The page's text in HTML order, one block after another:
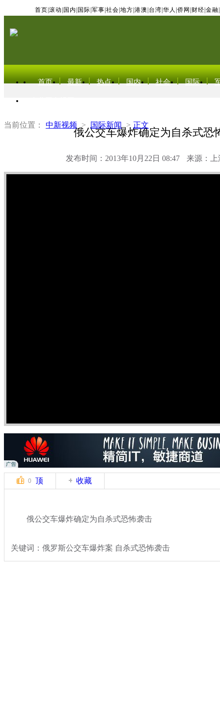
首页 滚动 国内 国际 军事 社会 地方 港澳 台湾 华人 侨网 财经 金融
首页 最新 热点 国内 社会 国际
当前位置： 中新视频 > 国际新闻 > 正文
俄公交车爆炸确定为自杀式恐
发布时间：2013年10月22日 08:47 来源：上
0 顶 收藏
俄公交车爆炸确定为自杀式恐怖袭击
关键词：俄罗斯公交车爆炸案 自杀式恐怖袭击